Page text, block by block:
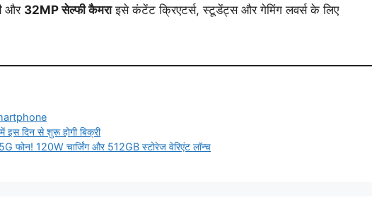
और 32MP सेल्फी कैमराइसे कंटेंट क्रिएटर्स, स्टूडेंट्स और गेमिंग लवर्स के लिए
दिन से शुरू होगी बिक्री
फोन! 120W चार्जिंग और 512GB स्टोरेज वेरिएंट लॉन्च